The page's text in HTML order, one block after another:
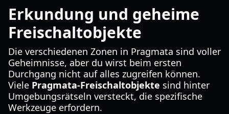
Erkundung und geheime
Freischaltobjekte
Die verschiedenen Zonen in Pragmata sind voller
Geheimnisse, aber du wirst beim ersten
Durchgang nicht auf alles zugreifen können.
Viele Pragmata-Freischaltobjekte sind hinter
Umgebungsrätseln versteckt, die spezifische
Werkzeuge erfordern.